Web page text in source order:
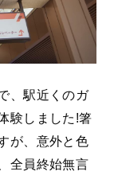
、駅近くのガ
験しました!箸
が、意外と色
全員終始無言